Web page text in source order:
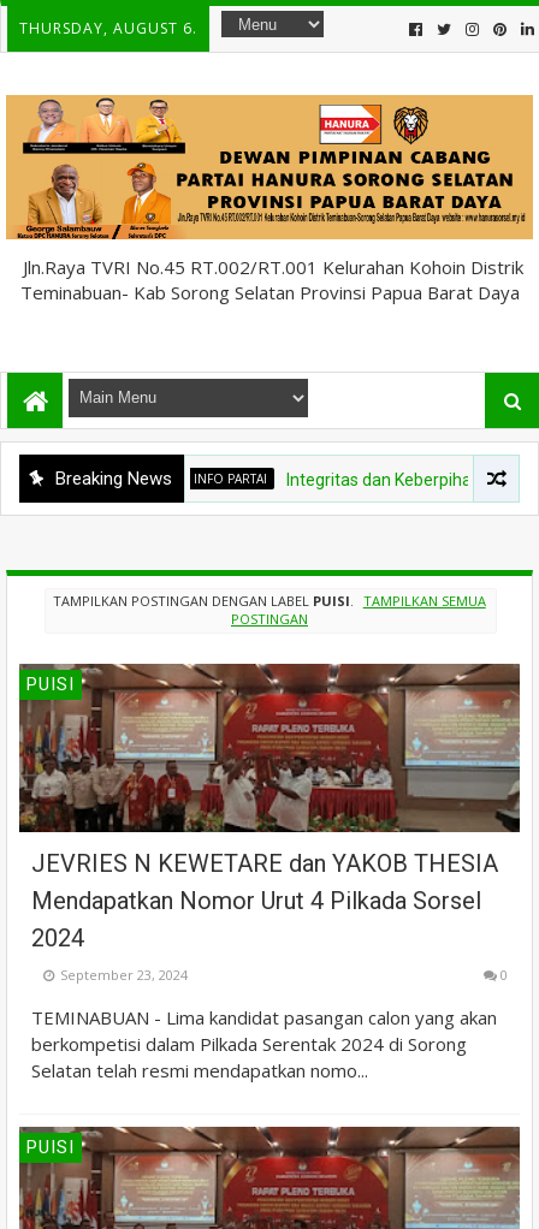
THURSDAY, AUGUST 6.
Jln.Raya TVRI No.45 RT.002/RT.001 Kelurahan Kohoin Distrik
Teminabuan- Kab Sorong Selatan Provinsi Papua Barat Daya
Breaking News
INFO PARTAI Integritas dan Keberpihakan kepada Rakyat Jadi
TAMPILKAN POSTINGAN DENGAN LABEL PUISI. TAMPILKAN SEMUA
POSTINGAN
PUISI
JEVRIES N KEWETARE dan YAKOB THESIA
Mendapatkan Nomor Urut 4 Pilkada Sorsel
2024
September 23, 2024 0
TEMINABUAN - Lima kandidat pasangan calon yang akan
berkompetisi dalam Pilkada Serentak 2024 di Sorong
Selatan telah resmi mendapatkan nomo...
PUISI